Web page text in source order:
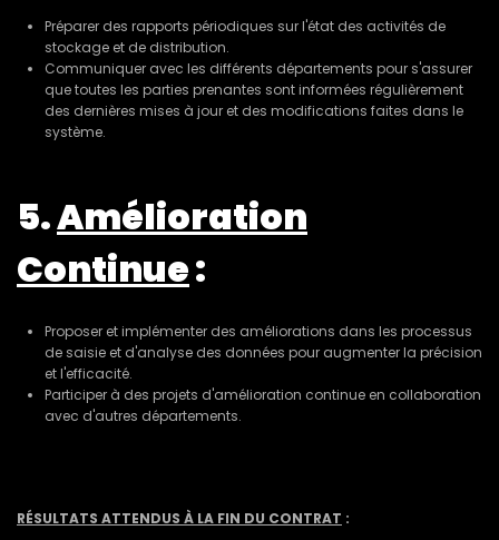
Préparer des rapports périodiques sur l'état des activités de
stockage et de distribution.
Communiquer avec les différents départements pour s'assurer
que toutes les parties prenantes sont informées régulièrement
des dernières mises à jour et des modifications faites dans le
système.
5.Amélioration
Continue:
Proposer et implémenter des améliorations dans les processus
de saisie et d'analyse des données pour augmenter la précision
et l'efficacité.
Participer à des projets d'amélioration continue en collaboration
avec d'autres départements.
RÉSULTATS ATTENDUS À LA FIN DU CONTRAT :